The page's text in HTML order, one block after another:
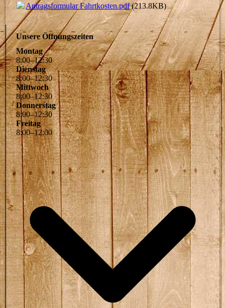
Antragsformular Fahrtkosten.pdf(213.8KB)
Unsere Öffnungszeiten
Montag
8:00–12:30
Dienstag
8:00–12:30
Mittwoch
8:00–12:30
Donnerstag
8:00–12:30
Freitag
8:00–12:00